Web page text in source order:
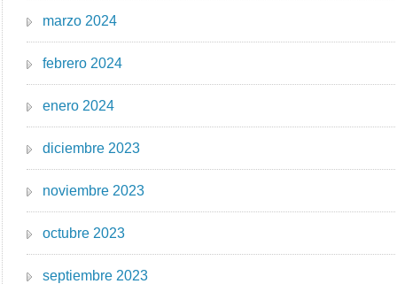
marzo 2024
febrero 2024
enero 2024
diciembre 2023
noviembre 2023
octubre 2023
septiembre 2023